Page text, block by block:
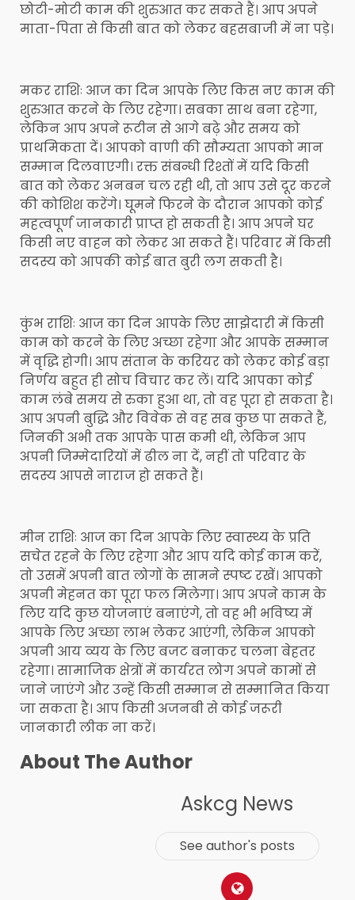
छोटी-मोटी काम की शुरुआत कर सकते हैं। आप अपने
माता-पिता से किसी बात को लेकर बहसबाजी में ना पड़े।
मकर राशिः आज का दिन आपके लिए किस नए काम की
शुरुआत करने के लिए रहेगा। सबका साथ बना रहेगा,
लेकिन आप अपने रूटीन से आगे बढ़े और समय को
प्राथमिकता दें। आपको वाणी की सौम्यता आपको मान
सम्मान दिलवाएगी। रक्त संबन्धी रिश्तों में यदि किसी
बात को लेकर अनबन चल रही थी, तो आप उसे दूर करने
की कोशिश करेंगे। घूमने फिरने के दौरान आपको कोई
महत्वपूर्ण जानकारी प्राप्त हो सकती है। आप अपने घर
किसी नए वाहन को लेकर आ सकते हैं। परिवार में किसी
सदस्य को आपकी कोई बात बुरी लग सकती है।
कुंभ राशिः आज का दिन आपके लिए साझेदारी में किसी
काम को करने के लिए अच्छा रहेगा और आपके सम्मान
में वृद्धि होगी। आप संतान के करियर को लेकर कोई बड़ा
निर्णय बहुत ही सोच विचार कर लें। यदि आपका कोई
काम लंबे समय से रुका हुआ था, तो वह पूरा हो सकता है।
आप अपनी बुद्धि और विवेक से वह सब कुछ पा सकते हैं,
जिनकी अभी तक आपके पास कमी थी, लेकिन आप
अपनी जिम्मेदारियों में ढील ना दें, नहीं तो परिवार के
सदस्य आपसे नाराज हो सकते हैं।
मीन राशिः आज का दिन आपके लिए स्वास्थ्य के प्रति
सचेत रहने के लिए रहेगा और आप यदि कोई काम करें,
तो उसमें अपनी बात लोगों के सामने स्पष्ट रखें। आपको
अपनी मेहनत का पूरा फल मिलेगा। आप अपने काम के
लिए यदि कुछ योजनाएं बनाएंगे, तो वह भी भविष्य में
आपके लिए अच्छा लाभ लेकर आएंगी, लेकिन आपको
अपनी आय व्यय के लिए बजट बनाकर चलना बेहतर
रहेगा। सामाजिक क्षेत्रों में कार्यरत लोग अपने कामों से
जाने जाएंगे और उन्हें किसी सम्मान से सम्मानित किया
जा सकता है। आप किसी अजनबी से कोई जरूरी
जानकारी लीक ना करें।
About The Author
Askcg News
See author's posts